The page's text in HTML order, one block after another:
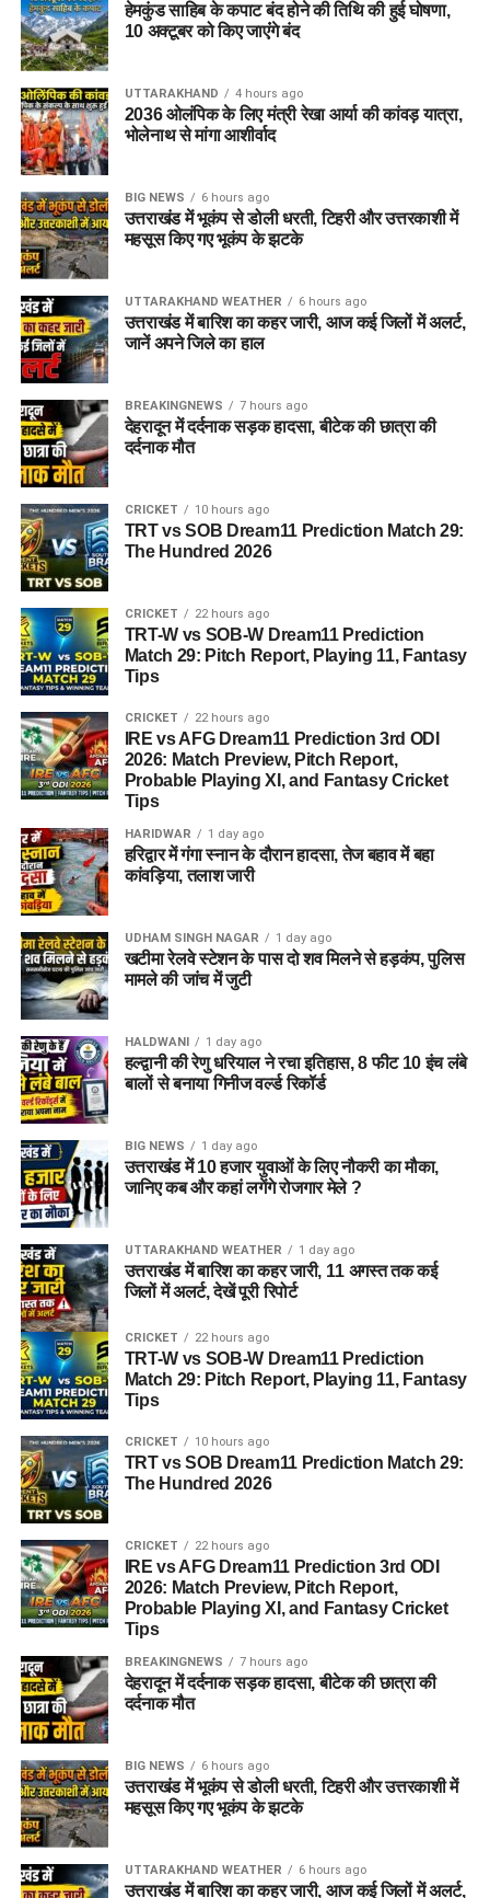
हेमकुंड साहिब के कपाट बंद होने की तिथि की हुई घोषणा,
10 अक्टूबर को किए जाएंंगे बंद
UTTARAKHAND 4 hours ago
2036 ओलंपिक के लिए मंत्री रेखा आर्या की कांवड़ यात्रा,
भोलेनाथ से मांगा आशीर्वाद
BIG NEWS 6 hours ago
उत्तराखंड में भूकंप से डोली धरती, टिहरी और उत्तरकाशी में
महसूस किए गए भूकंप के झटके
UTTARAKHAND WEATHER 6 hours ago
उत्तराखंड में बारिश का कहर जारी, आज कई जिलों में अलर्ट,
जानें अपने जिले का हाल
BREAKINGNEWS 7 hours ago
देहरादून में दर्दनाक सड़क हादसा, बीटेक की छात्रा की
दर्दनाक मौत
CRICKET 10 hours ago
TRT vs SOB Dream11 Prediction Match 29:
The Hundred 2026
CRICKET 22 hours ago
TRT-W vs SOB-W Dream11 Prediction
Match 29: Pitch Report, Playing 11, Fantasy
Tips
CRICKET 22 hours ago
IRE vs AFG Dream11 Prediction 3rd ODI
2026: Match Preview, Pitch Report,
Probable Playing XI, and Fantasy Cricket
Tips
HARIDWAR 1 day ago
हरिद्वार में गंगा स्नान के दौरान हादसा, तेज बहाव में बहा
कांवड़िया, तलाश जारी
UDHAM SINGH NAGAR 1 day ago
खटीमा रेलवे स्टेशन के पास दो शव मिलने से हड़कंप, पुलिस
मामले की जांच में जुटी
HALDWANI 1 day ago
हल्द्वानी की रेणु धरियाल ने रचा इतिहास, 8 फीट 10 इंच लंबे
बालों से बनाया गिनीज वर्ल्ड रिकॉर्ड
BIG NEWS 1 day ago
उत्तराखंड में 10 हजार युवाओं के लिए नौकरी का मौका,
जानिए कब और कहां लगेंगे रोजगार मेले ?
UTTARAKHAND WEATHER 1 day ago
उत्तराखंड में बारिश का कहर जारी, 11 अगस्त तक कई
जिलों में अलर्ट, देखें पूरी रिपोर्ट
CRICKET 22 hours ago
TRT-W vs SOB-W Dream11 Prediction
Match 29: Pitch Report, Playing 11, Fantasy
Tips
CRICKET 10 hours ago
TRT vs SOB Dream11 Prediction Match 29:
The Hundred 2026
CRICKET 22 hours ago
IRE vs AFG Dream11 Prediction 3rd ODI
2026: Match Preview, Pitch Report,
Probable Playing XI, and Fantasy Cricket
Tips
BREAKINGNEWS 7 hours ago
देहरादून में दर्दनाक सड़क हादसा, बीटेक की छात्रा की
दर्दनाक मौत
BIG NEWS 6 hours ago
उत्तराखंड में भूकंप से डोली धरती, टिहरी और उत्तरकाशी में
महसूस किए गए भूकंप के झटके
UTTARAKHAND WEATHER 6 hours ago
उत्तराखंड में बारिश का कहर जारी, आज कई जिलों में अलर्ट,